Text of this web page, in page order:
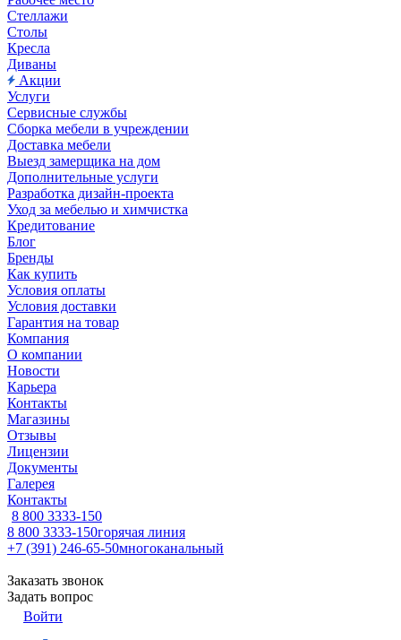
Стеллажи
Столы
Кресла
Диваны
Акции
Услуги
Сервисные службы
Сборка мебели в учреждении
Доставка мебели
Выезд замерщика на дом
Дополнительные услуги
Разработка дизайн-проекта
Уход за мебелью и химчистка
Кредитование
Блог
Бренды
Как купить
Условия оплаты
Условия доставки
Гарантия на товар
Компания
О компании
Новости
Карьера
Контакты
Магазины
Отзывы
Лицензии
Документы
Галерея
Контакты
8 800 3333-150
8 800 3333-150горячая линия
+7 (391) 246-65-50многоканальный
Заказать звонок
Задать вопрос
Войти